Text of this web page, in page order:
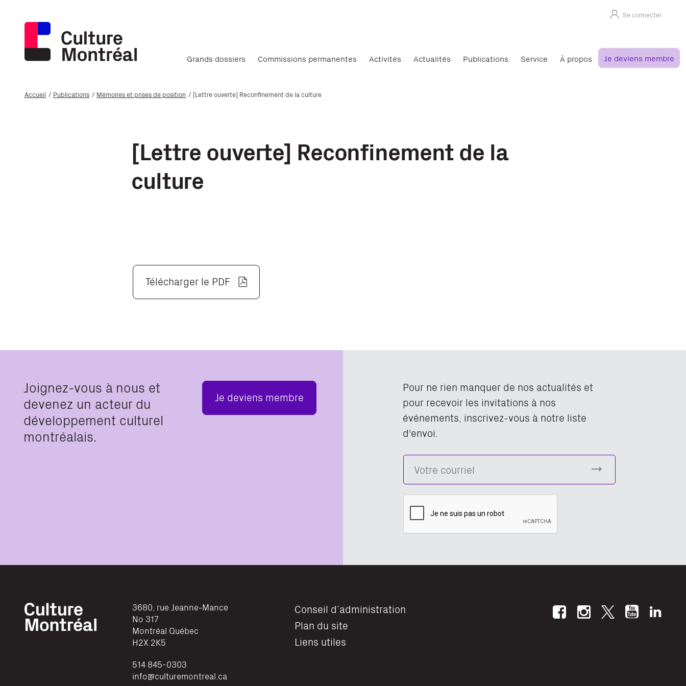
Se connecter
Grands dossiers Commissions permanentes Activités Actualités Publications Service À propos Je deviens membre
Accueil Publications Mémoires et prises de position [Lettre ouverte] Reconfinement de la culture
[Lettre ouverte] Reconfinement de la
culture
Télécharger le PDF
Joignez-vous à nous et
devenez un acteur du
développement culturel
montréalais.
Je deviens membre
Pour ne rien manquer de nos actualités et
pour recevoir les invitations à nos
événements, inscrivez-vous à notre liste
d'envoi.
Conseil d’administration
Plan du site
Liens utiles
3680, rue Jeanne-Mance
No 317
Montréal Québec
H2X 2K5
514 845-0303
info@culturemontreal.ca